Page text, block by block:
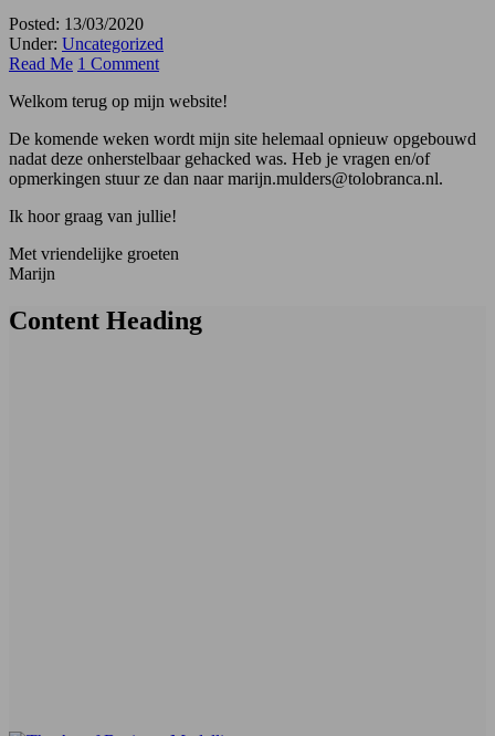
Posted: 13/03/2020
Under: Uncategorized
Read Me 1 Comment
Welkom terug op mijn website!
De komende weken wordt mijn site helemaal opnieuw opgebouwd
nadat deze onherstelbaar gehacked was. Heb je vragen en/of
opmerkingen stuur ze dan naar marijn.mulders@tolobranca.nl.
Ik hoor graag van jullie!
Met vriendelijke groeten
Marijn
Content Heading